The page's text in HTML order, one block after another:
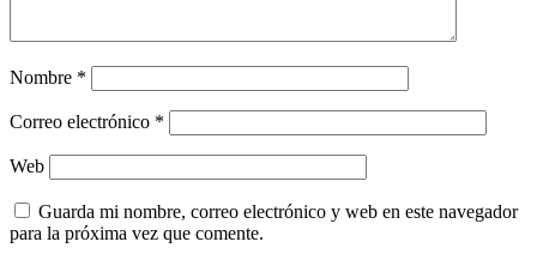
Nombre *
Correo electrónico *
Web
Guarda mi nombre, correo electrónico y web en este navegador
para la próxima vez que comente.